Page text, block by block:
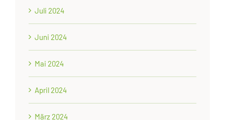
Juli 2024
Juni 2024
Mai 2024
April 2024
März 2024